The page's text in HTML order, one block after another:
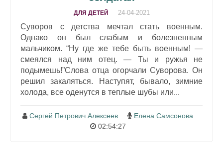
ДЛЯ ДЕТЕЙ 24-04-2021
Суворов с детства мечтал стать военным.
Однако он был слабым и болезненным
мальчиком. “Ну где же тебе быть военным! —
смеялся над ним отец. — Ты и ружья не
подымешь!”Слова отца огорчали Суворова. Он
решил закаляться. Наступят, бывало, зимние
холода, все оденутся в теплые шубы или...
Сергей Петрович Алексеев
Елена Самсонова
02:54:27